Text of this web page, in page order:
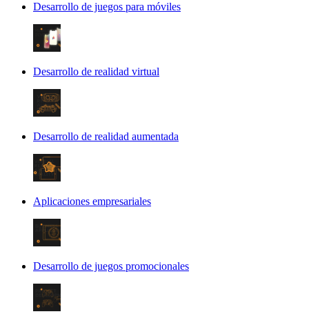
Desarrollo de juegos para móviles
Desarrollo de realidad virtual
Desarrollo de realidad aumentada
Aplicaciones empresariales
Desarrollo de juegos promocionales